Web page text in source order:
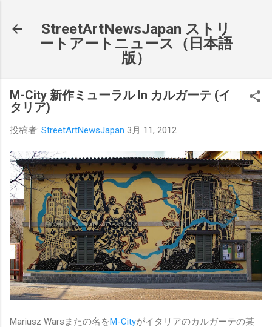
StreetArtNewsJapan ストリ
ートアートニュース（日本語
版）
M-City 新作ミューラル In カルガーテ (イ
タリア)
投稿者: StreetArtNewsJapan 3月 11, 2012
Mariusz Warsまたの名をM-Cityがイタリアのカルガーテの某